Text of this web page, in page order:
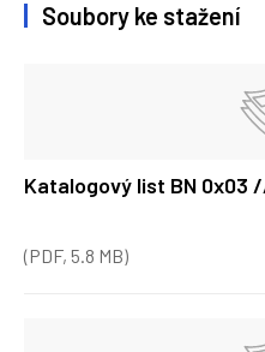
Soubory ke stažení
Katalogový list BN 0x03
(PDF, 5.8 MB)